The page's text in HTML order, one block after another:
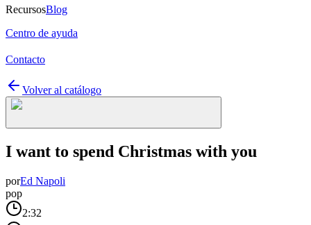
RecursosBlog
Centro de ayuda
Contacto
Volver al catálogo
I want to spend Christmas with you
porEd Napoli
pop
2:32